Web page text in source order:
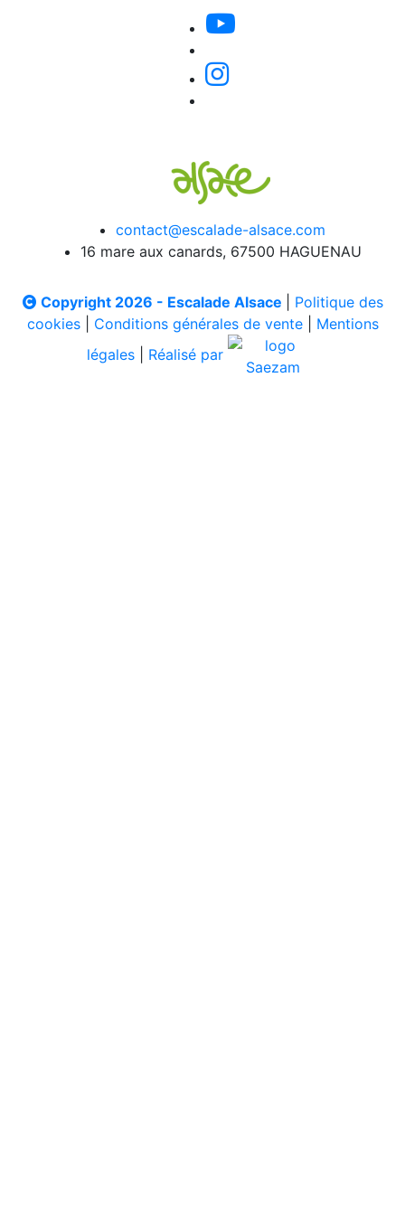
contact@escalade-alsace.com
16 mare aux canards, 67500 HAGUENAU
Copyright 2026 - Escalade Alsace
Politique des
cookies| Conditions générales de vente| Mentions
légales
Réalisé par